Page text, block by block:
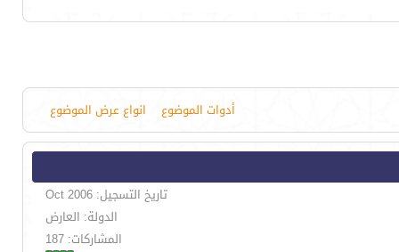
أدوات الموضوع انواع عرض الموضوع
تاريخ التسجيل: Oct 2006
الدولة: العارض
المشاركات: 187